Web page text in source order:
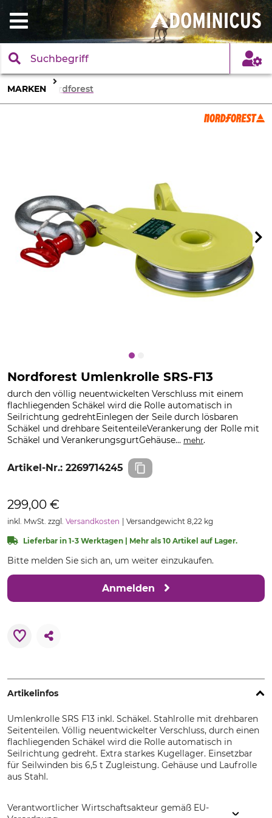
MARKEN Nordforest
Nordforest Umlenkrolle SRS-F13
durch den völlig neuentwickelten Verschluss mit einem
flachliegenden Schäkel wird die Rolle automatisch in
Seilrichtung gedrehtEinlegen der Seile durch lösbaren
Schäkel und drehbare SeitenteileVerankerung der Rolle mit
Schäkel und VerankerungsgurtGehäuse... mehr.
Artikel-Nr.: 2269714245
299,00 €
inkl. MwSt. zzgl. Versandkosten Versandgewicht 8,22 kg
Lieferbar in 1-3 Werktagen | Mehr als 10 Artikel auf Lager.
Bitte melden Sie sich an, um weiter einzukaufen.
Anmelden
Artikelinfos
Umlenkrolle SRS F13 inkl. Schäkel. Stahlrolle mit drehbaren
Seitenteilen. Völlig neuentwickelter Verschluss, durch einen
flachliegenden Schäkel wird die Rolle automatisch in
Seilrichtung gedreht. Extra starkes Kugellager. Einsetzbar
für Seilwinden bis 6,5 t Zugleistung. Gehäuse und Laufrolle
aus Stahl.
Verantwortlicher Wirtschaftsakteur gemäß EU-